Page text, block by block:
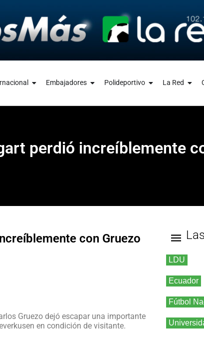
Embajadores Polideportivo La Red
perdió increíblemente
con Gruezo
Gruezo dejó escapar una importante
en condición de visitante.
LDU
Ecuador
Fútbol